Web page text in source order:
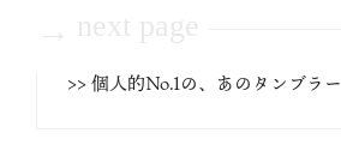
>> 個人的No.1の、あのタンブラー